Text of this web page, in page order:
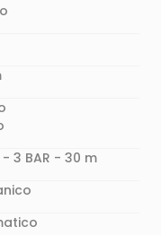
- 3 BAR - 30 m